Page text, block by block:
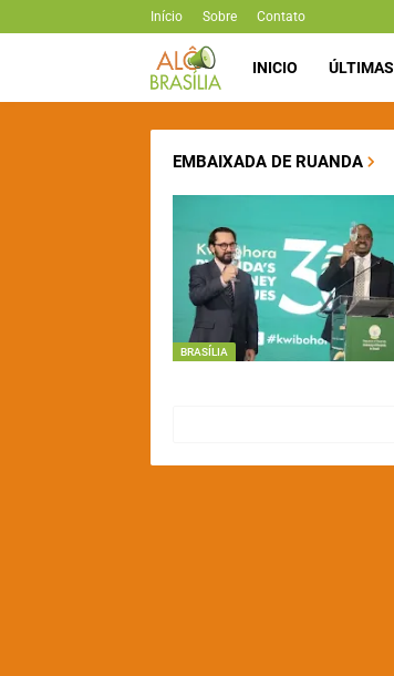
Início Sobre Contato
INICIO ÚLTIMAS
EMBAIXADA DE RUANDA
BRASÍLIA